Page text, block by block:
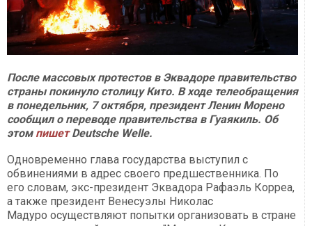
После массовых протестов в Эквадоре правительство
страны покинуло столицу Кито. В ходе телеобращения
в понедельник, 7 октября, президент Ленин Морено
сообщил о переводе правительства в Гуаякиль. Об
этом пишетDeutsche Welle.
Одновременно глава государства выступил с
обвинениями в адрес своего предшественника. По
его словам, экс-президент Эквадора Рафаэль Корреа,
а также президент Венесуэлы Николас
Мадуро осуществляют попытки организовать в стране